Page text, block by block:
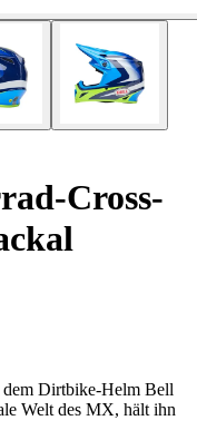
Cross-
dem Dirtbike-Helm Bell
Welt des MX, hält ihn